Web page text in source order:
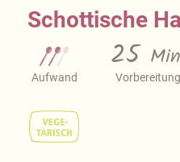
Schottische
Aufwand
25
Vorbereitung